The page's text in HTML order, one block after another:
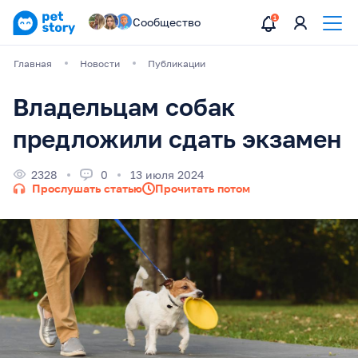
Сообщество
Главная Новости Публикации
Владельцам собак
предложили сдать экзамен
2328 0
13 июля 2024
Прослушать статью
Прочитать потом